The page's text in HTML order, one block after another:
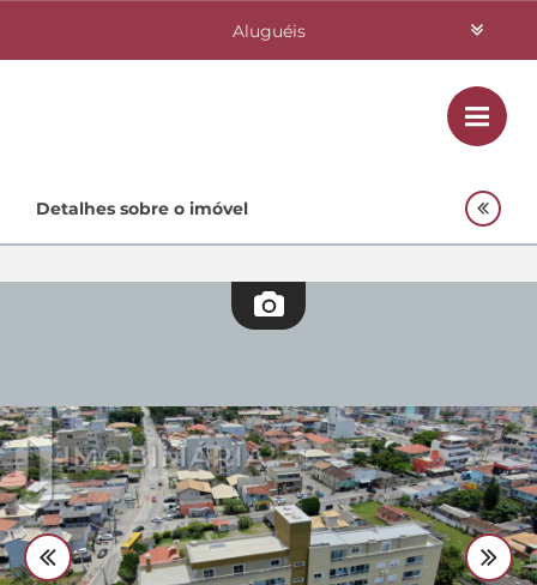
Aluguéis
Investimentos
Quem Somos
Fale Conosco 48 3364-0079
Plantão 48 99842-0500
Divulgue seu imóvel
Detalhes sobre o imóvel